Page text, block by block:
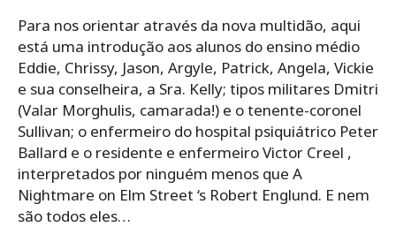
Para nos orientar através da nova multidão, aqui
está uma introdução aos alunos do ensino médio
Eddie, Chrissy, Jason, Argyle, Patrick, Angela, Vickie
e sua conselheira, a Sra. Kelly; tipos militares Dmitri
(Valar Morghulis, camarada!) e o tenente-coronel
Sullivan; o enfermeiro do hospital psiquiátrico Peter
Ballard e o residente e enfermeiro Victor Creel ,
interpretados por ninguém menos que A
Nightmare on Elm Street ‘s Robert Englund. E nem
são todos eles…